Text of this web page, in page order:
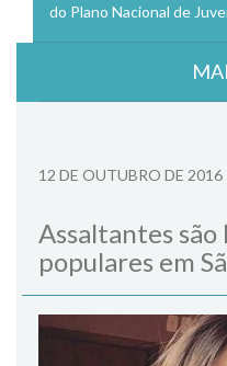
do Plano Nacional de
12 DE OUTUBRO DE 2016
Assaltantes
populares em